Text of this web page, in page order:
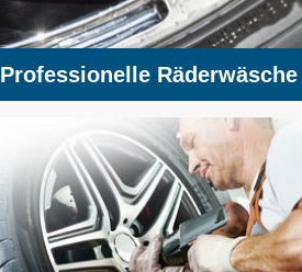
Professionelle Räderwäsche